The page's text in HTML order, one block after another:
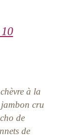
à la
cru
de
de